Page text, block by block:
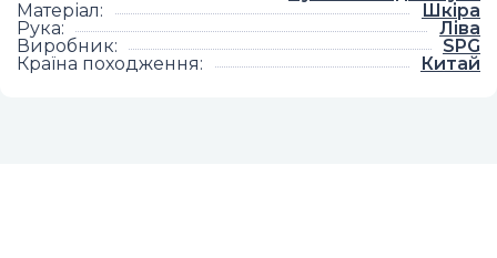
Матеріал:
Шкіра
Рука:
Ліва
Виробник:
SPG
Країна походження: Китай